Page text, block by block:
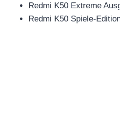
Redmi K50 Extreme
Redmi K50 Spiele-